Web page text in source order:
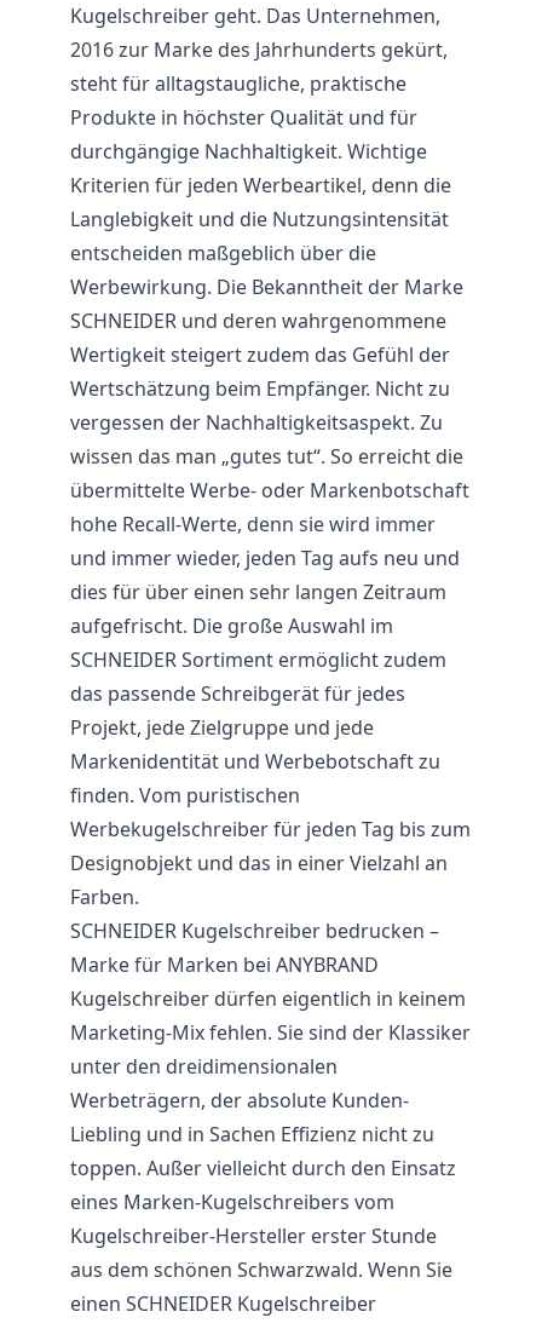
Kugelschreiber geht. Das Unternehmen,
2016 zur Marke des Jahrhunderts gekürt,
steht für alltagstaugliche, praktische
Produkte in höchster Qualität und für
durchgängige Nachhaltigkeit. Wichtige
Kriterien für jeden Werbeartikel, denn die
Langlebigkeit und die Nutzungsintensität
entscheiden maßgeblich über die
Werbewirkung. Die Bekanntheit der Marke
SCHNEIDER und deren wahrgenommene
Wertigkeit steigert zudem das Gefühl der
Wertschätzung beim Empfänger. Nicht zu
vergessen der Nachhaltigkeitsaspekt. Zu
wissen das man „gutes tut“. So erreicht die
übermittelte Werbe- oder Markenbotschaft
hohe Recall-Werte, denn sie wird immer
und immer wieder, jeden Tag aufs neu und
dies für über einen sehr langen Zeitraum
aufgefrischt. Die große Auswahl im
SCHNEIDER Sortiment ermöglicht zudem
das passende Schreibgerät für jedes
Projekt, jede Zielgruppe und jede
Markenidentität und Werbebotschaft zu
finden. Vom puristischen
Werbekugelschreiber für jeden Tag bis zum
Designobjekt und das in einer Vielzahl an
Farben.
SCHNEIDER Kugelschreiber bedrucken –
Marke für Marken bei ANYBRAND
Kugelschreiber dürfen eigentlich in keinem
Marketing-Mix fehlen. Sie sind der Klassiker
unter den dreidimensionalen
Werbeträgern, der absolute Kunden-
Liebling und in Sachen Effizienz nicht zu
toppen. Außer vielleicht durch den Einsatz
eines Marken-Kugelschreibers vom
Kugelschreiber-Hersteller erster Stunde
aus dem schönen Schwarzwald. Wenn Sie
einen SCHNEIDER Kugelschreiber